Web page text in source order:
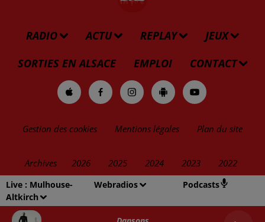
Live : Mulhouse-
Altkirch
Webradios Podcasts
RADIO ACTU REPLAY
JEUX
SORTIES EN ALSACE
EMPLOI CONTACT
Gestion des cookies Mentions légales Plan du site
Archives 2026 2025 2024 2023 2022